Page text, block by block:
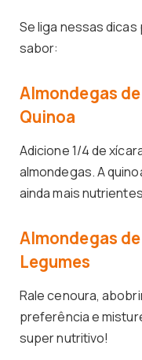
Se liga nessas dicas
sabor:
Almondegas
Quinoa
Adicione 1/4 de
almondegas. A
ainda mais
Almondegas
Legumes
Rale cenoura,
preferência e
super nutritivo!